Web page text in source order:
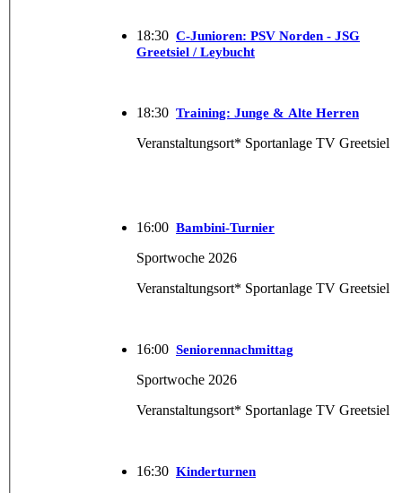
18:30 C-Junioren: PSV Norden - JSG
Greetsiel / Leybucht
18:30 Training: Junge & Alte Herren
Veranstaltungsort* Sportanlage TV Greetsiel
16:00 Bambini-Turnier
Sportwoche 2026
Veranstaltungsort* Sportanlage TV Greetsiel
16:00 Seniorennachmittag
Sportwoche 2026
Veranstaltungsort* Sportanlage TV Greetsiel
16:30 Kinderturnen